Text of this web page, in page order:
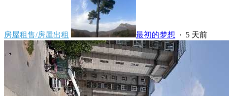
房屋租售/房屋出租 最初的梦想 · 5 天前